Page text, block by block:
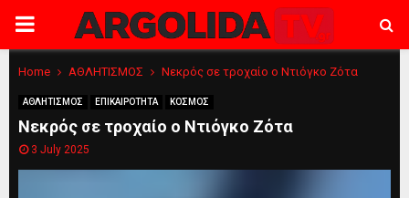
PRIMARY
MENU
Home ΑΘΛΗΤΙΣΜΟΣ Νεκρός σε τροχαίο ο Ντιόγκο Ζότα
ΑΘΛΗΤΙΣΜΟΣ ΕΠΙΚΑΙΡΟΤΗΤΑ ΚΟΣΜΟΣ
Νεκρός σε τροχαίο ο Ντιόγκο Ζότα
3 July 2025